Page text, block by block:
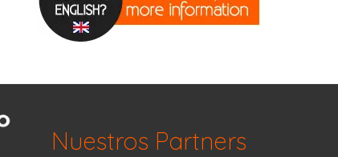
Nuestros Partners